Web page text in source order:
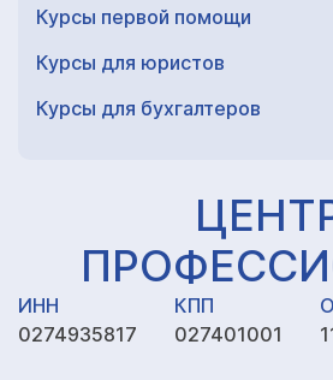
Курсы первой помощи
Курсы для юристов
Курсы для бухгалтеров
ИНН
0274935817
КПП
027401001